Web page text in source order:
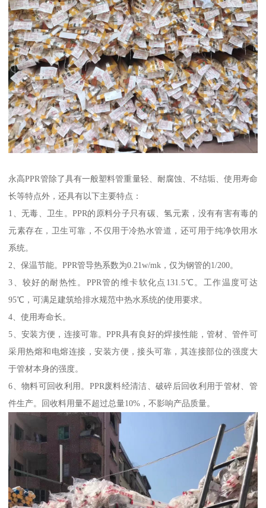
永高PPR管除了具有一般塑料管重量轻、耐腐蚀、不结垢、使用寿命
长等特点外，还具有以下主要特点：
1、无毒、卫生。PPR的原料分子只有碳、氢元素，没有有害有毒的
元素存在，卫生可靠，不仅用于冷热水管道，还可用于纯净饮用水
系统。
2、保温节能。PPR管导热系数为0.21w/mk，仅为钢管的1/200。
3、较好的耐热性。PPR管的维卡软化点131.5℃。工作温度可达
95℃，可满足建筑给排水规范中热水系统的使用要求。
4、使用寿命长。
5、安装方便，连接可靠。PPR具有良好的焊接性能，管材、管件可
采用热熔和电熔连接，安装方便，接头可靠，其连接部位的强度大
于管材本身的强度。
6、物料可回收利用。PPR废料经清洁、破碎后回收利用于管材、管
件生产。回收料用量不超过总量10%，不影响产品质量。